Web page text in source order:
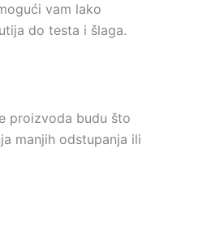
vam lako
do testa i šlaga.
proizvoda budu što
manjih odstupanja ili